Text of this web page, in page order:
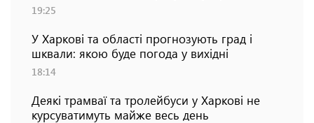
19:25
У Харкові та області прогнозують град і
шквали: якою буде погода у вихідні
18:14
Деякі трамваї та тролейбуси у Харкові не
курсуватимуть майже весь день